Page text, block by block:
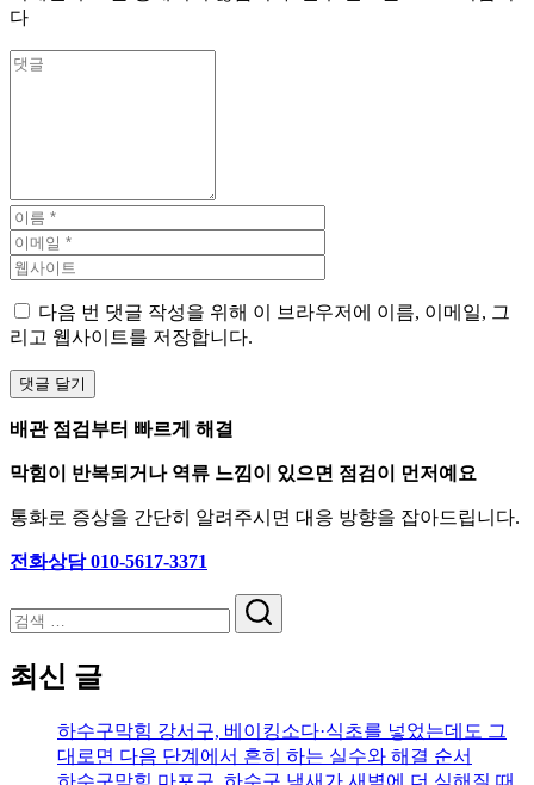
다
다음 번 댓글 작성을 위해 이 브라우저에 이름, 이메일, 그
리고 웹사이트를 저장합니다.
배관 점검부터 빠르게 해결
막힘이 반복되거나 역류 느낌이 있으면 점검이 먼저예요
통화로 증상을 간단히 알려주시면 대응 방향을 잡아드립니다.
전화상담 010-5617-3371
검
최신 글
하수구막힘 강서구, 베이킹소다·식초를 넣었는데도 그
대로면 다음 단계에서 흔히 하는 실수와 해결 순서
하수구막힘 마포구, 하수구 냄새가 새벽에 더 심해질 때